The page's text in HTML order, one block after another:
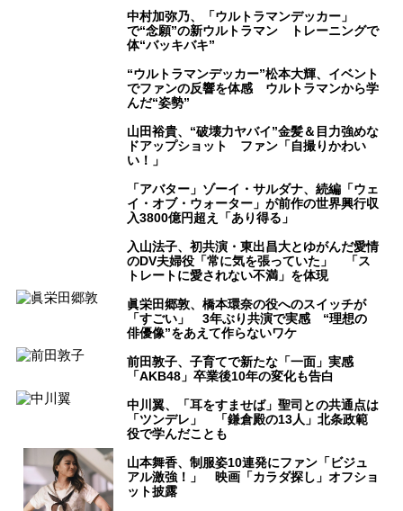
中村加弥乃、「ウルトラマンデッカー」
で“念願”の新ウルトラマン トレーニングで
体“バッキバキ”
“ウルトラマンデッカー”松本大輝、イベント
でファンの反響を体感 ウルトラマンから学
んだ“姿勢”
山田裕貴、“破壊力ヤバイ”金髪＆目力強めな
ドアップショット ファン「自撮りかわい
い！」
「アバター」ゾーイ・サルダナ、続編「ウェ
イ・オブ・ウォーター」が前作の世界興行収
入3800億円超え「あり得る」
入山法子、初共演・東出昌大とゆがんだ愛情
のDV夫婦役「常に気を張っていた」 「ス
トレートに愛されない不満」を体現
眞栄田郷敦、橋本環奈の役へのスイッチが
「すごい」 3年ぶり共演で実感 “理想の
俳優像”をあえて作らないワケ
前田敦子、子育てで新たな「一面」実感
「AKB48」卒業後10年の変化も告白
中川翼、「耳をすませば」聖司との共通点は
「ツンデレ」 「鎌倉殿の13人」北条政範
役で学んだことも
山本舞香、制服姿10連発にファン「ビジュ
アル激強！」 映画「カラダ探し」オフショ
ット披露